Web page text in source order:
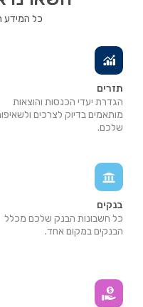
כל המידע
תזרים
הגדרת יעדי הכנסות והוצאות
מותאמים בדיוק לצרכים
שלכם.
בנקים
כל חשבונות הבנק שלכם מכלל
הבנקים במקום אחד.